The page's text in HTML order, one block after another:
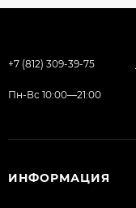
+7 (812) 309-39-75
Пн-Вс 10:00—21:00
ИНФОРМАЦИЯ